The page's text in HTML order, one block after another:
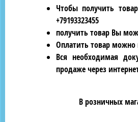
Чтобы получить
+79193323455
получить товар Вы
Оплатить товар можно
Вся необходимая
продаже через
В розничных